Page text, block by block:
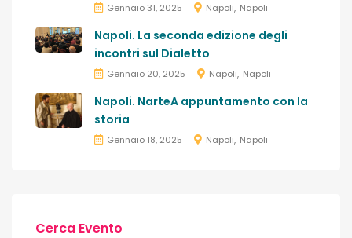
Gennaio 31, 2025 Napoli Napoli
Napoli. La seconda edizione degli
incontri sul Dialetto
Gennaio 20, 2025 Napoli Napoli
Napoli. NarteA appuntamento con la
storia
Gennaio 18, 2025 Napoli Napoli
Cerca Evento